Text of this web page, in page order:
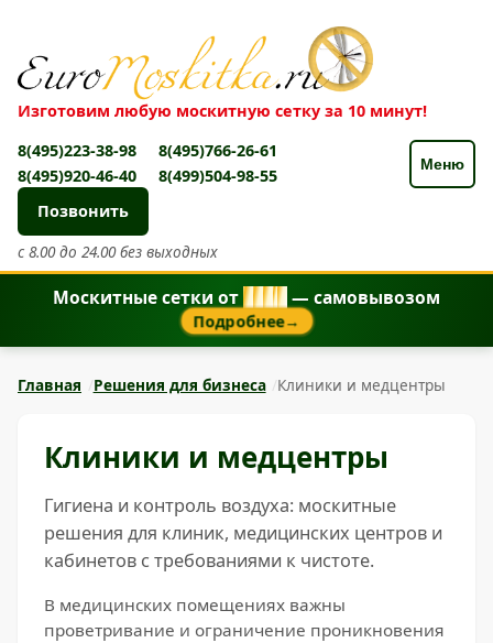
Изготовим любую москитную сетку за 10 минут!
8(495)223-38-98
8(495)766-26-61
8(495)920-46-40
8(499)504-98-55
Позвонить
с 8.00 до 24.00 без выходных
Меню
Москитные сетки от850 ₽ — самовывозом
Подробнее→
Главная Решения для бизнеса Клиники и медцентры
Клиники и медцентры
Гигиена и контроль воздуха: москитные
решения для клиник, медицинских центров и
кабинетов с требованиями к чистоте.
В медицинских помещениях важны
проветривание и ограничение проникновения